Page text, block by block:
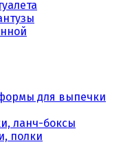
для выпечки
ланч-боксы
полки